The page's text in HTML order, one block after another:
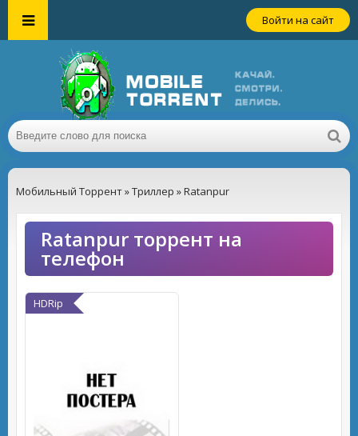
Войти на сайт
Мобильный Торрент»Триллер » Ratanpur
Ratanpur торрент на
телефон
HDRip